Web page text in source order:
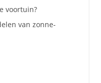
voortuin?
van zonne-